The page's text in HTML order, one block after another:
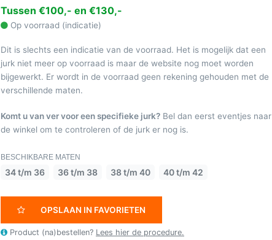
Tussen €100,- en €130,-
Op voorraad (indicatie)
Dit is slechts een indicatie van de voorraad. Het is mogelijk dat een
jurk niet meer op voorraad is maar de website nog moet worden
bijgewerkt. Er wordt in de voorraad geen rekening gehouden met de
verschillende maten.
Komt u van ver voor een specifieke jurk? Bel dan eerst eventjes naar
de winkel om te controleren of de jurk er nog is.
BESCHIKBARE MATEN
34 t/m 36 36 t/m 38 38 t/m 40 40 t/m 42
OPSLAAN IN FAVORIETEN
Product (na)bestellen? Lees hier de procedure.